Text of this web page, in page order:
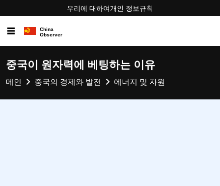
우리에 대하여개인 정보규칙
☰
중국이 원자력에 베팅하는 이유
메인 중국의 경제와 발전 에너지 및 자원